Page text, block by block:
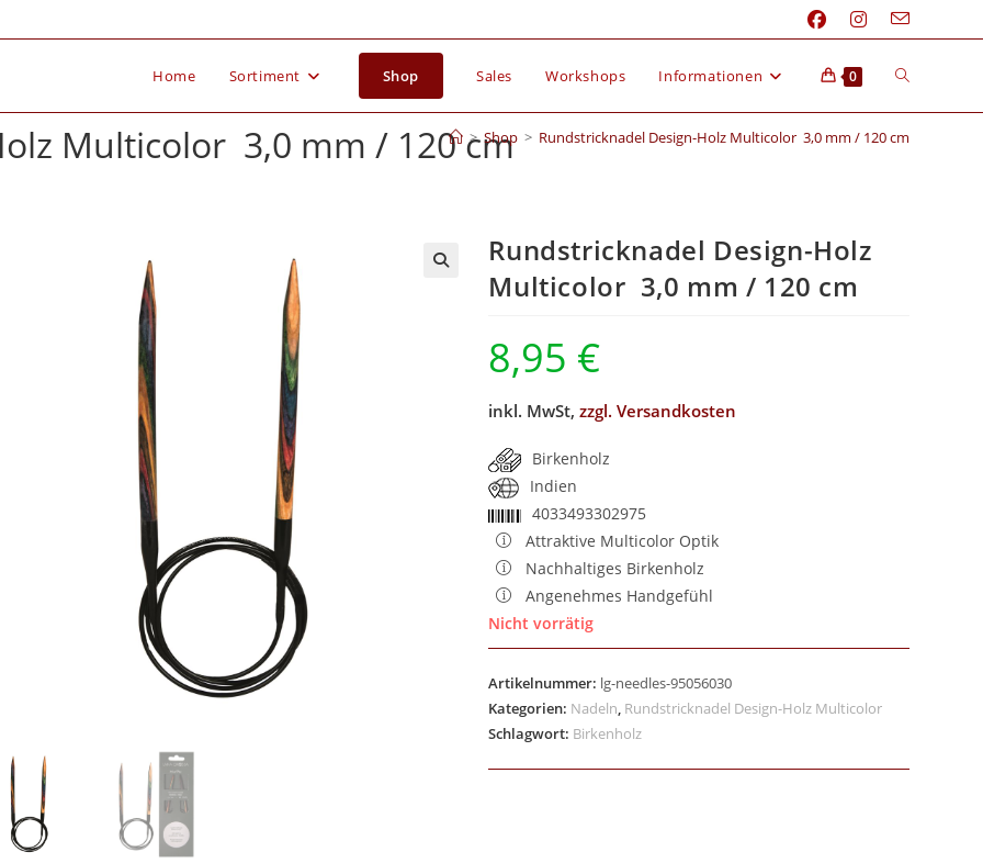
Home Sortiment Shop Sales Workshops Informationen 0
Multicolor 3,0 mm / 120 cm
> Shop > Rundstricknadel Design-Holz Multicolor 3,0 mm / 120 cm
Rundstricknadel Design-Holz
Multicolor 3,0 mm / 120 cm
8,95 €
inkl. MwSt,zzgl. Versandkosten
Birkenholz
Indien
4033493302975
Attraktive Multicolor Optik
Nachhaltiges Birkenholz
Angenehmes Handgefühl
Nicht vorrätig
Artikelnummer: lg-needles-95056030
Kategorien: Nadeln, Rundstricknadel Design-Holz Multicolor
Schlagwort: Birkenholz